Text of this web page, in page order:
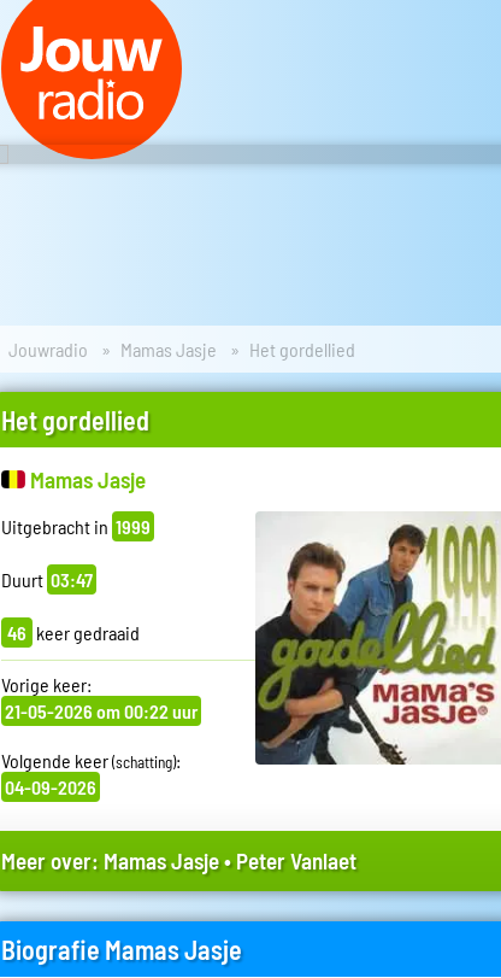
Jouwradio Mamas Jasje Het gordellied
Het gordellied
Mamas Jasje
Uitgebracht in 1999
Duurt 03:47
46 keer gedraaid
Vorige keer:
21-05-2026 om 00:22 uur
Volgende keer(schatting):
04-09-2026
Meer over: Mamas Jasje•Peter Vanlaet
Biografie Mamas Jasje